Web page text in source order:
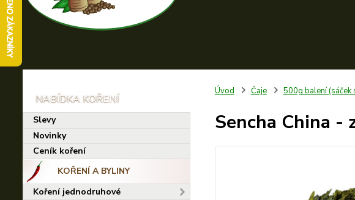
Slevy
Novinky
Ceník koření
KOŘENÍ A BYLINY
Koření jednodruhové
Úvod Čaje 500g balení (sáček
Sencha China -